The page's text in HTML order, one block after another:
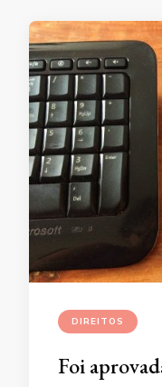
DIREITOS
Foi